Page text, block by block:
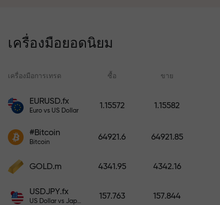
การขาดทุนและรับประกันกำไรเพิ่ม
ปกป้อง!
ผิด ยิ่งฝากมาก ตัวคูณยิ่งสูง
เครื่องมือยอดนิยม
เครื่องมือการเทรด ซื้อ ขาย
EURUSD.fx
Euro vs US Dollar
1.15572 1.15582
#Bitcoin
Bitcoin
64921.6 64921.85
GOLD.m 4341.95 4342.16
USDJPY.fx
US Dollar vs Japanese Yen
157.763 157.844